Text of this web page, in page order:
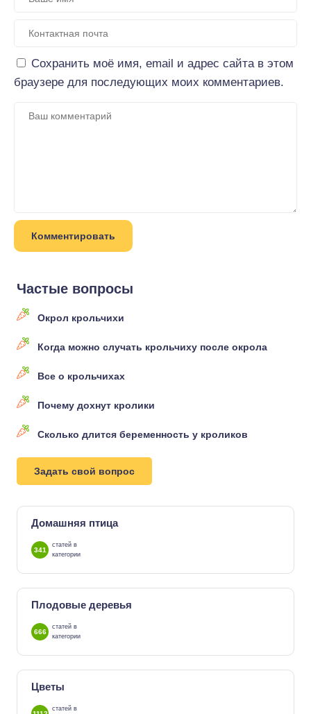
Сохранить моё имя, email и адрес сайта в этом
браузере для последующих моих комментариев.
Частые вопросы
Окрол крольчихи
Когда можно случать крольчиху после окрола
Все о крольчихах
Почему дохнут кролики
Сколько длится беременность у кроликов
Задать свой вопрос
Домашняя птица
341
статей в
категории
Плодовые деревья
666
статей в
категории
Цветы
статей в